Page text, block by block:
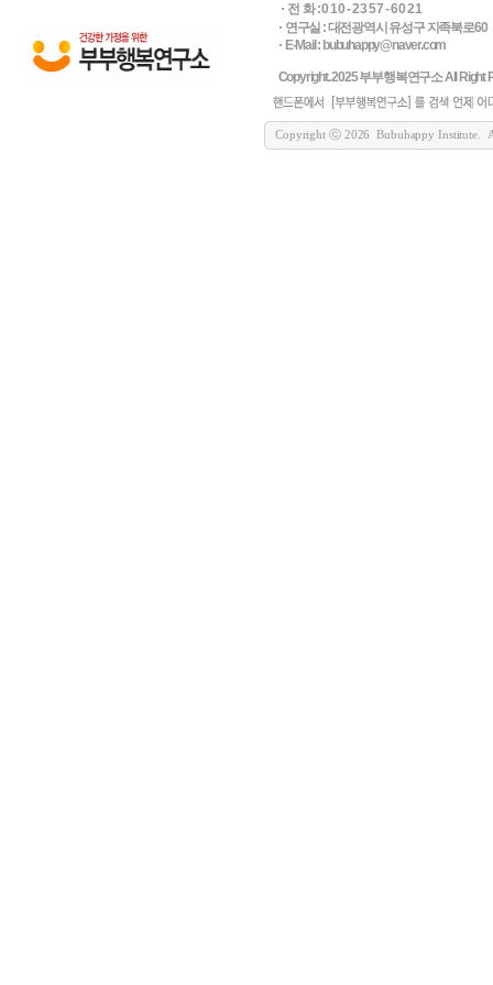
전 화 : 0 1 0 - 2 3 5 7 - 6 0 2 1
연구실 : 대전광역시 유성구 지족북로60
E-Mail : bubuhappy@naver.com
Copyright. 2025 부부행복연구소 All Right
Copyright ⓒ 2026 Bubuhappy Institute.